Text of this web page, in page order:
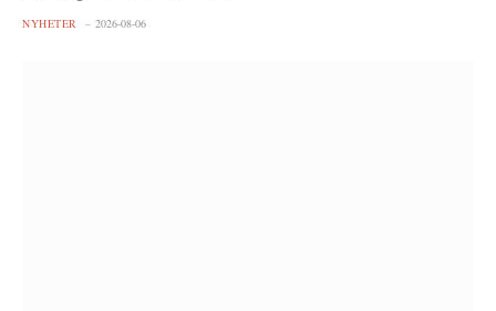
NYHETER 2026-08-06